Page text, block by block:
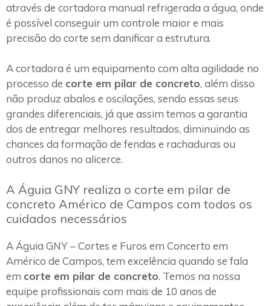
através de cortadora manual refrigerada a água, onde
é possível conseguir um controle maior e mais
precisão do corte sem danificar a estrutura.
A cortadora é um equipamento com alta agilidade no
processo de corte em pilar de concreto, além disso
não produz abalos e oscilações, sendo essas seus
grandes diferenciais, já que assim temos a garantia
dos de entregar melhores resultados, diminuindo as
chances da formação de fendas e rachaduras ou
outros danos no alicerce.
A Águia GNY realiza o corte em pilar de
concreto Américo de Campos com todos os
cuidados necessários
A Águia GNY – Cortes e Furos em Concerto em
Américo de Campos, tem excelência quando se fala
em corte em pilar de concreto. Temos na nossa
equipe profissionais com mais de 10 anos de